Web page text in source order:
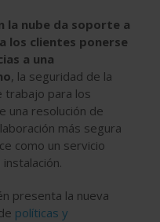
la nube da soporte a
los clientes ponerse
a una
, la seguridad de la
trabajo para los
una resolución de
más segura
como un servicio
presenta la nueva
políticas y